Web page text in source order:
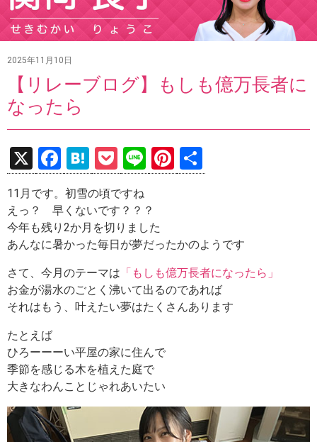
2025年11月10日
【リレーブログ】もしも億万長者に
なったら
X
F
a
ce
b
o
o
k
H
at
e
n
a
P
o
ck
et
Li
n
e
Pi
nt
t
有
11月です。初雪の頃ですね
えっ？ 早くないです？？？
今年も残り2か月を切りました
あんなに暑かった毎日が夢だったかのようです
さて、今月のテーマは 「もしも億万長者になったら」
お金が湯水のごとく沸いて出るのであれば
それはもう、叶えたい夢はたくさんあります
たとえば
ひろーーーい平屋の家に住んで
季節を感じる木を植えた庭で
大きなわんことじゃれあいたい